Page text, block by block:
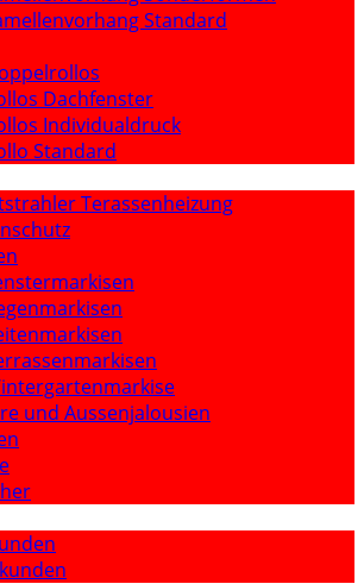
Standard
Dachfenster
Individualdruck
Standard
Terassenheizung
und Aussenjalousien